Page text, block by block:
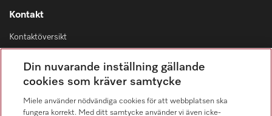
Kontakt
Kontaktöversikt
08-562 29 800
Din nuvarande inställning gällande
cookies som kräver samtycke
Miele använder nödvändiga cookies för att webbplatsen ska
fungera korrekt. Med ditt samtycke använder vi även icke-